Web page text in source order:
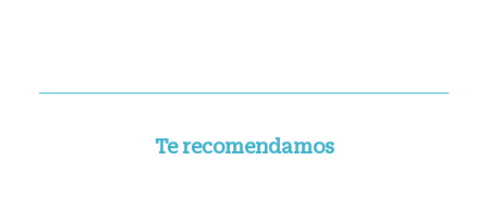
Te recomendamos